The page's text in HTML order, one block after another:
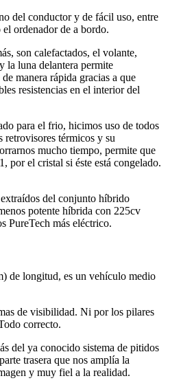
del conductor y de fácil uso, entre
ordenador de a bordo.
son calefactados, el volante,
la luna delantera permite
manera rápida gracias a que
resistencias en el interior del
para el frio, hicimos uso de todos
retrovisores térmicos y su
mucho tiempo, permite que
por el cristal si éste está congelado.
del conjunto híbrido
potente híbrida con 225cv
PureTech más eléctrico.
de longitud, es un vehículo medio
de visibilidad. Ni por los pilares
correcto.
del ya conocido sistema de pitidos
trasera que nos amplía la
y muy fiel a la realidad.